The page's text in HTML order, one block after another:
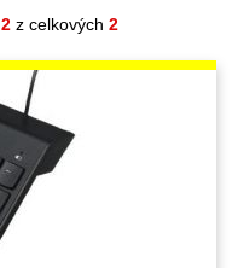
z celkových 2